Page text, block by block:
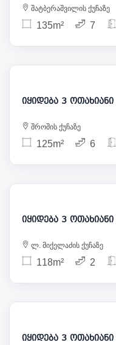
შატბერაშვილის ქუჩაზე
135m² 7
შროშის ქუჩაზე
125m² 6
ლ. მიქელაძის ქუჩაზე
118m² 2